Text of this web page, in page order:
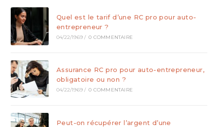
Quel est le tarif d’une RC pro pour auto-
entrepreneur ?
04/22/1969 / 0 COMMENTAIRE
Assurance RC pro pour auto-entrepreneur,
obligatoire ou non ?
04/22/1969 / 0 COMMENTAIRE
Peut-on récupérer l’argent d’une